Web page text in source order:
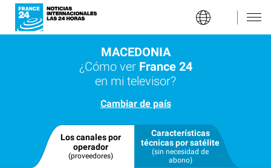
MACEDONIA
¿Cómo ver France 24
en mi televisor?
Cambiar de país
Los canales por
operador
(proveedores)
Características
técnicas por satélite
(sin necesidad de
abono)